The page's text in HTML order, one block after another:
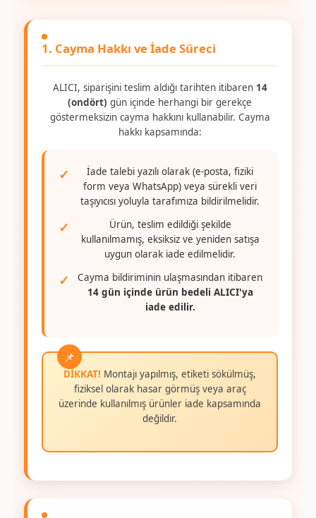
1. Cayma Hakkı ve İade Süreci
ALICI, siparişini teslim aldığı tarihten itibaren 14
(ondört) gün içinde herhangi bir gerekçe
göstermeksizin cayma hakkını kullanabilir. Cayma
hakkı kapsamında:
İade talebi yazılı olarak (e-posta, fiziki
form veya WhatsApp) veya sürekli veri
taşıyıcısı yoluyla tarafımıza bildirilmelidir.
Ürün, teslim edildiği şekilde
kullanılmamış, eksiksiz ve yeniden satışa
uygun olarak iade edilmelidir.
Cayma bildiriminin ulaşmasından itibaren
14 gün içinde ürün bedeli ALICI'ya
iade edilir.
DİKKAT! Montajı yapılmış, etiketi sökülmüş,
fiziksel olarak hasar görmüş veya araç
üzerinde kullanılmış ürünler iade kapsamında
değildir.